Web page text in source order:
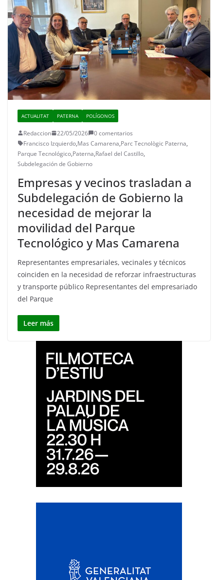
ACTUALITAT PATERNA POLÍGONOS
Redaccion 22/05/2026
0 comentarios
Francisco Izquierdo,Mas Camarena,Parc Tecnològic Paterna,
Parque Tecnológico,Paterna,Rafael del Castillo,
Subdelegación de Gobierno
Empresas y vecinos trasladan a
Subdelegación de Gobierno la
necesidad de mejorar la
movilidad del Parque
Tecnológico y Mas Camarena
Representantes empresariales, vecinales y técnicos
coinciden en la necesidad de reforzar infraestructuras
y transporte público Representantes del empresariado
del Parque
Leer más